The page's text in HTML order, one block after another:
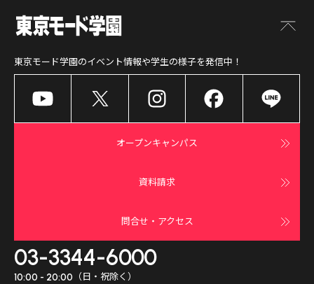
東京モード学園のイベント情報や学生の様子を発信中！
オープンキャンパス
資料請求
問合せ・アクセス
03-3344-6000
10:00 - 20:00 （日・祝除く）